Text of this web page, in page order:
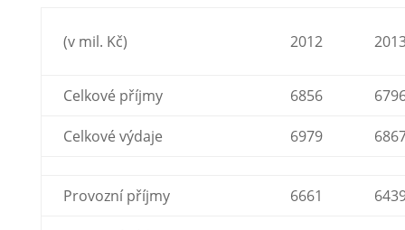
(v mil. Kč) 2012
Celkové příjmy 6856
Celkové výdaje 6979
Provozní příjmy 6661